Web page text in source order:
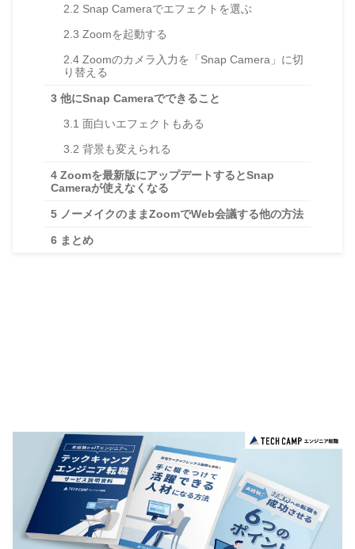
2.2 Snap Cameraでエフェクトを選ぶ
2.3 Zoomを起動する
2.4 Zoomのカメラ入力を「Snap Camera」に切
り替える
3 他にSnap Cameraでできること
3.1 面白いエフェクトもある
3.2 背景も変えられる
4 Zoomを最新版にアップデートするとSnap
Cameraが使えなくなる
5 ノーメイクのままZoomでWeb会議する他の方法
6 まとめ